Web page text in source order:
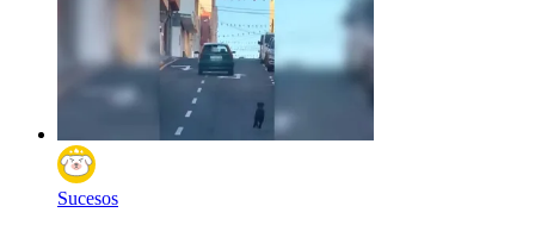
Sucesos